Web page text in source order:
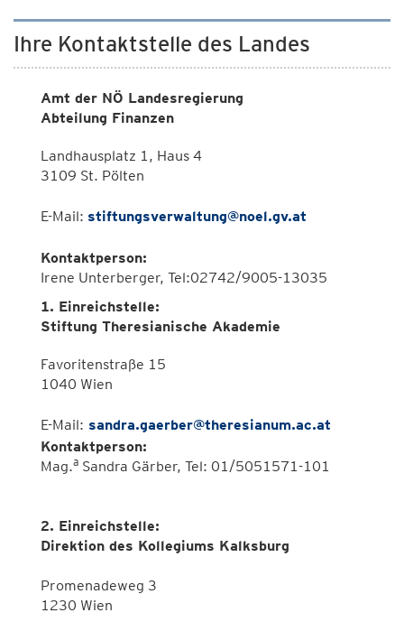
Ihre Kontaktstelle des Landes
Amt der NÖ Landesregierung
Abteilung Finanzen
Landhausplatz 1, Haus 4
3109 St. Pölten
E-Mail: stiftungsverwaltung@noel.gv.at
Kontaktperson:
Irene Unterberger, Tel:02742/9005-13035
1. Einreichstelle:
Stiftung Theresianische Akademie
Favoritenstraße 15
1040 Wien
E-Mail: sandra.gaerber@theresianum.ac.at
Kontaktperson:
Mag.a Sandra Gärber, Tel: 01/5051571-101
2. Einreichstelle:
Direktion des Kollegiums Kalksburg
Promenadeweg 3
1230 Wien